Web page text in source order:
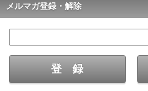
メルマガ登録・解除